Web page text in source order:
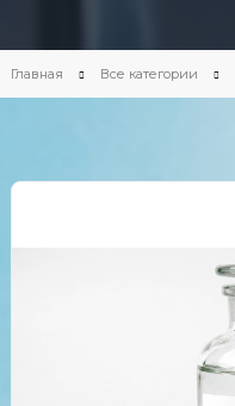
Главная Все категории